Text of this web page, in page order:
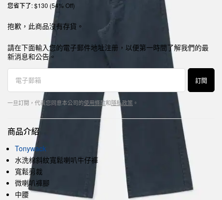
您省下了: $130 (54% Off)
抱歉，此商品沒有存貨。
請在下面輸入您的電子郵件地址注册，以便第一時間了解我們的最
新消息和公告。
訂閱
一旦訂閱，代表您同意本公司的使用條款和隱私政策 。
商品介紹
Tonywack
水洗棉斜紋寬鬆喇叭牛仔褲
寬鬆剪裁
微喇叭褲腳
中腰